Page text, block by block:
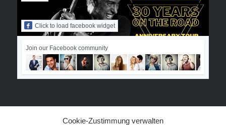
Cookie-Zustimmung verwalten
Click to load facebook widget
Join our Facebook community